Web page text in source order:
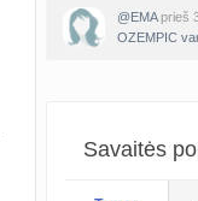
Skydliaukės
atnaujinta Rasa Gal
ŽPV
@EMA prieš
Savaitės